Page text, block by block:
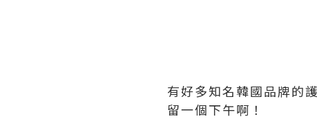
有好多知名韓國品牌的
留一個下午啊！